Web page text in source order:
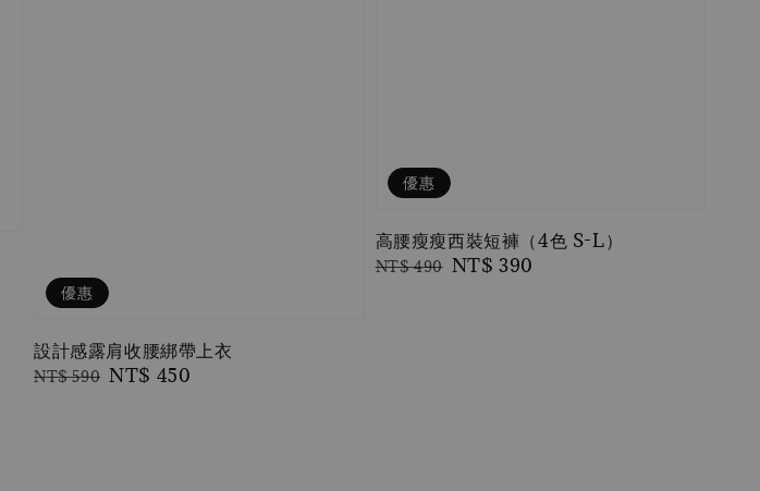
優惠
設計感露肩收腰綁帶上衣
Regular
NT$ 590 Sale
NT$ 450
優惠
高腰瘦瘦西裝短褲（4色 S-L）
Regular
NT$ 490 Sale
NT$ 390